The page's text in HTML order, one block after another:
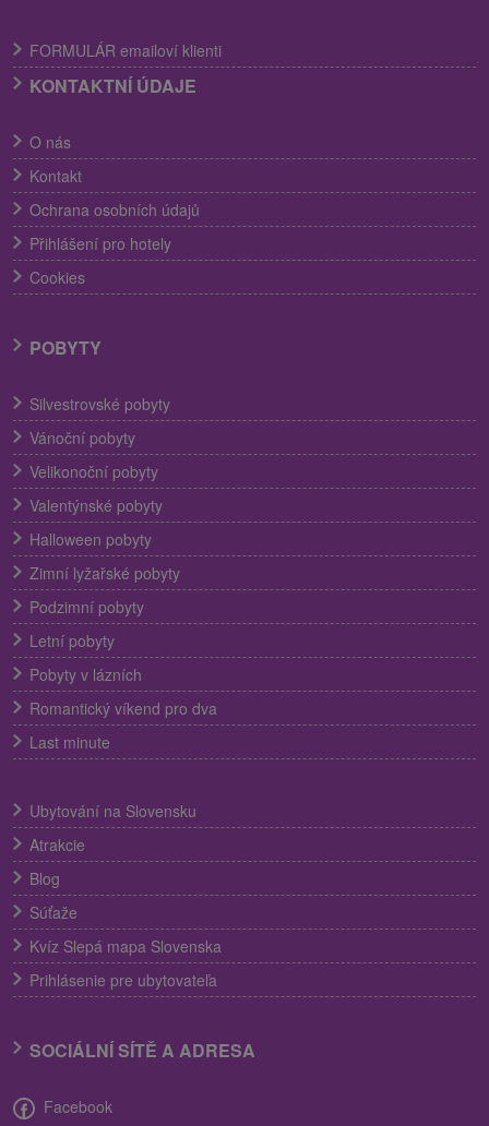
FORMULÁR emailoví klienti
KONTAKTNÍ ÚDAJE
O nás
Kontakt
Ochrana osobních údajů
Přihlášení pro hotely
Cookies
POBYTY
Silvestrovské pobyty
Vánoční pobyty
Velikonoční pobyty
Valentýnské pobyty
Halloween pobyty
Zimní lyžařské pobyty
Podzimní pobyty
Letní pobyty
Pobyty v lázních
Romantický víkend pro dva
Last minute
Ubytování na Slovensku
Atrakcie
Blog
Súťaže
Kvíz Slepá mapa Slovenska
Prihlásenie pre ubytovateľa
SOCIÁLNÍ SÍTĚ A ADRESA
Facebook